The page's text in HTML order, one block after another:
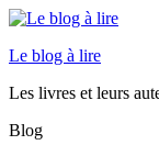
Le blog à lire
Les livres et leurs
Blog